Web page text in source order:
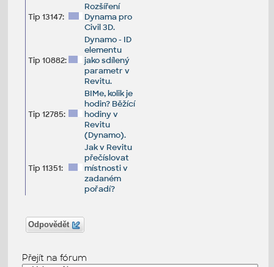
Tip 13147:
Rozšíření
Dynama pro
Civil 3D.
Tip 10882:
Dynamo - ID
elementu
jako sdílený
parametr v
Revitu.
Tip 12785:
BIMe, kolik je
hodin? Běžící
hodiny v
Revitu
(Dynamo).
Tip 11351:
Jak v Revitu
přečíslovat
místnosti v
zadaném
pořadí?
Odpovědět
Přejít na fórum